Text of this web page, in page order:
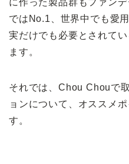
ではNo.1、世界中でも愛
実だけでも必要とされて
ます。
それでは、Chou Chouで
ョンについて、オススメ
す。